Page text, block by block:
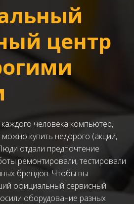
центр
каждого человека компьютер,
купить недорого (акции,
отдали предпочтение
ремонтировали, тестировали
брендов. Чтобы вы
официальный сервисный
оборудование разных